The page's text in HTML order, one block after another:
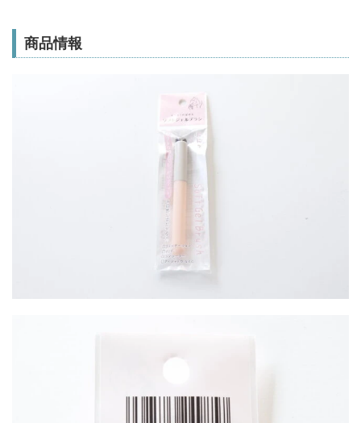
商品情報